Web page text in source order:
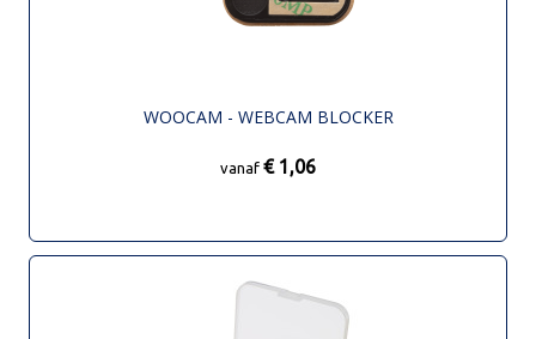
WOOCAM - WEBCAM BLOCKER
vanaf € 1,06